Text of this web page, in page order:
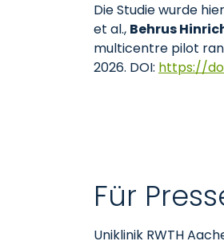
Die Studie wurde
et al., Behrus
multicentre pilot
2026. DOI: https://
Für
Uniklinik RWTH